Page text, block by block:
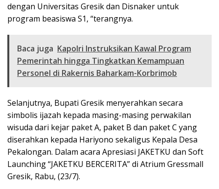
dengan Universitas Gresik dan Disnaker untuk
program beasiswa S1, “terangnya.
Baca juga Kapolri Instruksikan Kawal Program
Pemerintah hingga Tingkatkan Kemampuan
Personel di Rakernis Baharkam-Korbrimob
Selanjutnya, Bupati Gresik menyerahkan secara
simbolis ijazah kepada masing-masing perwakilan
wisuda dari kejar paket A, paket B dan paket C yang
diserahkan kepada Hariyono sekaligus Kepala Desa
Pekalongan. Dalam acara Apresiasi JAKETKU dan Soft
Launching “JAKETKU BERCERITA” di Atrium Gressmall
Gresik, Rabu, (23/7).